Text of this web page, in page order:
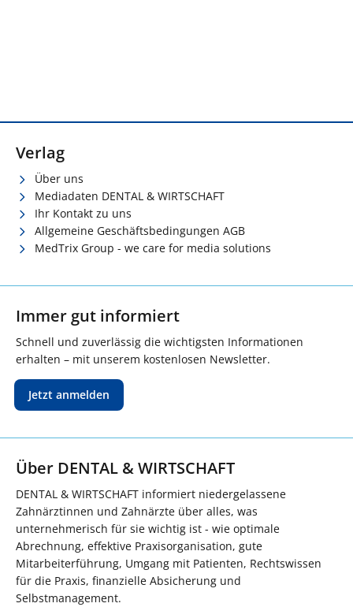
Verlag
Über uns
Mediadaten DENTAL & WIRTSCHAFT
Ihr Kontakt zu uns
Allgemeine Geschäftsbedingungen AGB
MedTrix Group - we care for media solutions
Immer gut informiert
Schnell und zuverlässig die wichtigsten Informationen
erhalten – mit unserem kostenlosen Newsletter.
Jetzt anmelden
Über DENTAL & WIRTSCHAFT
DENTAL & WIRTSCHAFT informiert niedergelassene
Zahnärztinnen und Zahnärzte über alles, was
unternehmerisch für sie wichtig ist - wie optimale
Abrechnung, effektive Praxisorganisation, gute
Mitarbeiterführung, Umgang mit Patienten, Rechtswissen
für die Praxis, finanzielle Absicherung und
Selbstmanagement.